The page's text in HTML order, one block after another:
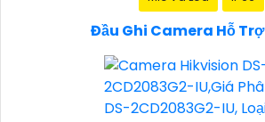
Đầu Ghi Camera Hỗ